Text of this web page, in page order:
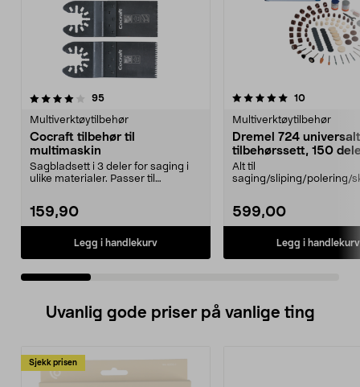
95anmeldelser
Multiverktøytilbehør
Cocraft tilbehør til
multimaskin
Sagbladsett i 3 deler for saging i
ulike materialer. Passer til
159,90
Legg i handlekurv
5.0 av 5 stjerner 10
Multiverktøytilbehør
Dremel 724 universalt
tilbehørssett, 150
Alt til
saging/sliping/polering/
599,00
Legg i handlekurv
4.5 av 5 stjerner
Uvanlig gode priser på vanlige ting
Sjekk prisen